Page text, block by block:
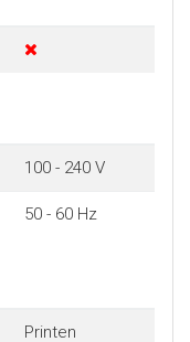
100 - 240 V
50 - 60 Hz
Printen